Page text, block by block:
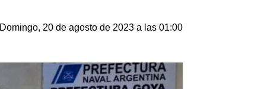
Domingo, 20 de agosto de 2023 a las 01:00